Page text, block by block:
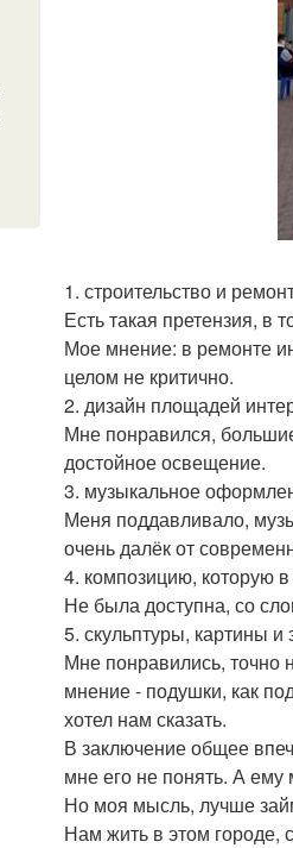
1. строительство и
Есть такая претензия, в
Мое мнение: в ремонте
целом не критично.
2. дизайн площадей
Мне понравился,
достойное освещение.
3. музыкальное
Меня поддавливало,
очень далёк от
4. композицию, которую
Не была доступна, со
5. скульптуры, картины
Мне понравились, точно
мнение - подушки, как
хотел нам сказать.
В заключение общее
мне его не понять. А ему
Но моя мысль, лучше
Нам жить в этом городе,